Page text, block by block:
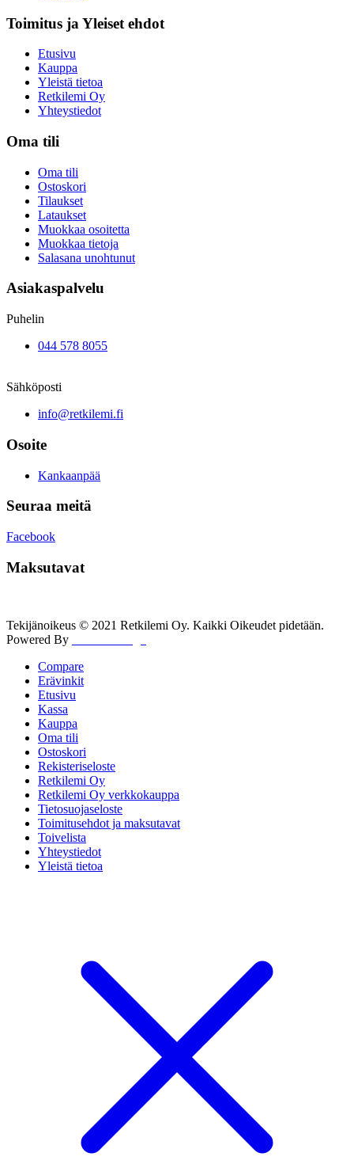
Toimitus ja Yleiset ehdot​
Etusivu
Kauppa
Yleistä tietoa
Retkilemi Oy
Yhteystiedot
Oma tili
Oma tili
Ostoskori
Tilaukset
Lataukset
Muokkaa osoitetta
Muokkaa tietoja
Salasana unohtunut
Asiakaspalvelu
Puhelin
044 578 8055
Sähköposti
info@retkilemi.fi
Osoite
Kankaanpää
Seuraa meitä
Facebook
Maksutavat
Tekijänoikeus © 2021 Retkilemi Oy. Kaikki Oikeudet pidetään.
Powered By
Compare
Erävinkit
Etusivu
Kassa
Kauppa
Oma tili
Ostoskori
Rekisteriseloste
Retkilemi Oy
Retkilemi Oy verkkokauppa
Tietosuojaseloste
Toimitusehdot ja maksutavat
Toivelista
Yhteystiedot
Yleistä tietoa